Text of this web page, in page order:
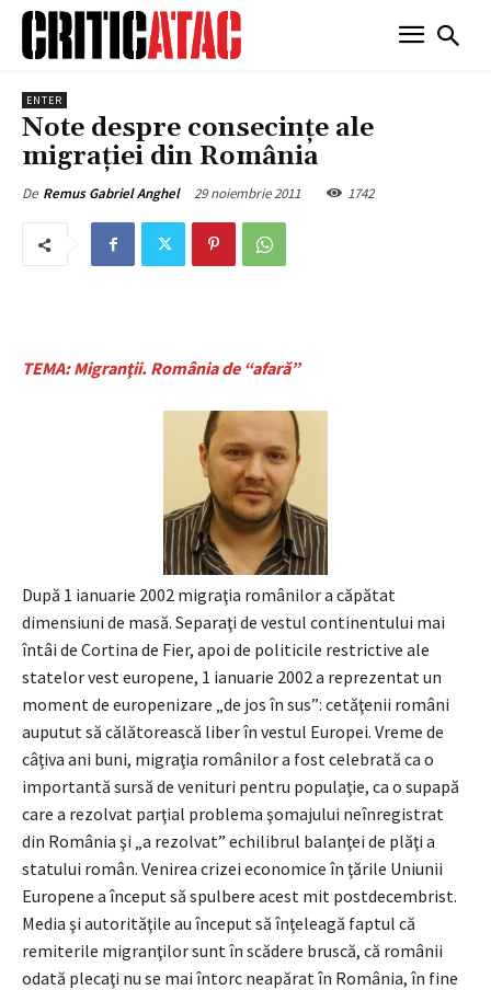
ENTER
Note despre consecinţe ale
migraţiei din România
De Remus Gabriel Anghel 29 noiembrie 2011 1742
TEMA: Migranţii. România de “afară”
După 1 ianuarie 2002 migraţia românilor a căpătat
dimensiuni de masă. Separaţi de vestul continentului mai
întâi de Cortina de Fier, apoi de politicile restrictive ale
statelor vest europene, 1 ianuarie 2002 a reprezentat un
moment de europenizare „de jos în sus”: cetăţenii români
auputut să călătorească liber în vestul Europei. Vreme de
câţiva ani buni, migraţia românilor a fost celebrată ca o
importantă sursă de venituri pentru populaţie, ca o supapă
care a rezolvat parţial problema şomajului neînregistrat
din România şi „a rezolvat” echilibrul balanţei de plăţi a
statului român. Venirea crizei economice în ţările Uniunii
Europene a început să spulbere acest mit postdecembrist.
Media şi autorităţile au început să înţeleagă faptul că
remiterile migranţilor sunt în scădere bruscă, că românii
odată plecaţi nu se mai întorc neapărat în România, în fine